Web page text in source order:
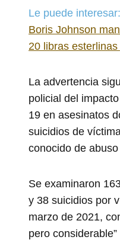
Le puede interesar:
Boris Johnson
20 libras
La advertencia
policial del
19 en asesinatos
suicidios de
conocido de
Se examinaron
y 38 suicidios por
marzo de 2021,
pero